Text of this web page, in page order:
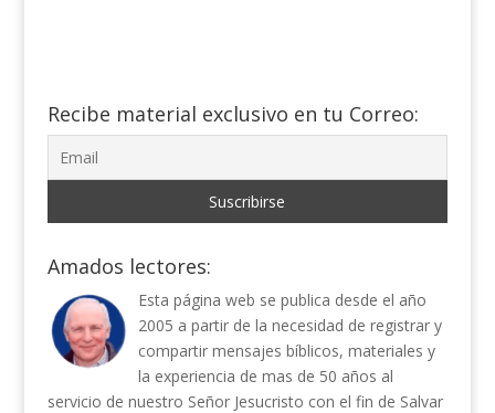
Recibe material exclusivo en tu Correo:
Amados lectores:
Esta página web se publica desde el año
2005 a partir de la necesidad de registrar y
compartir mensajes bíblicos, materiales y
la experiencia de mas de 50 años al
servicio de nuestro Señor Jesucristo con el fin de Salvar